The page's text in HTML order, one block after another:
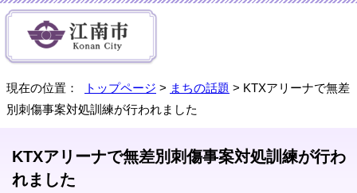
現在の位置： トップページ > まちの話題 > KTXアリーナで無差
別刺傷事案対処訓練が行われました
KTXアリーナで無差別刺傷事案対処訓練が行わ
れました